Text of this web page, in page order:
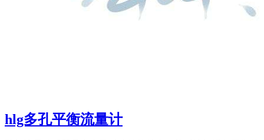
hlg多孔平衡流量计